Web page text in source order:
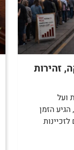
זהירות
ועל
הזמן